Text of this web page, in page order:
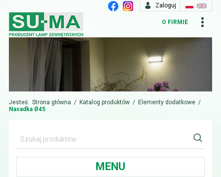
Zaloguj
O FIRMIE
Jesteś: Strona główna / Katalog produktów / Elementy dodatkowe /
Nasadka Ø45
MENU